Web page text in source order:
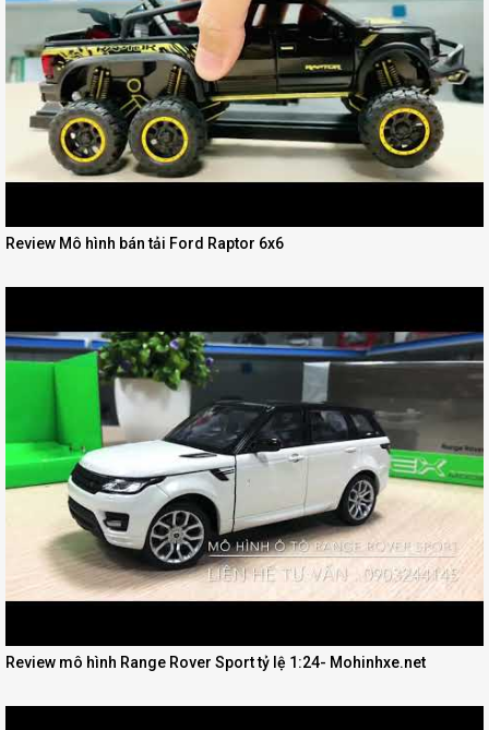
Review Mô hình bán tải Ford Raptor 6x6
Review mô hình Range Rover Sport tỷ lệ 1:24- Mohinhxe.net